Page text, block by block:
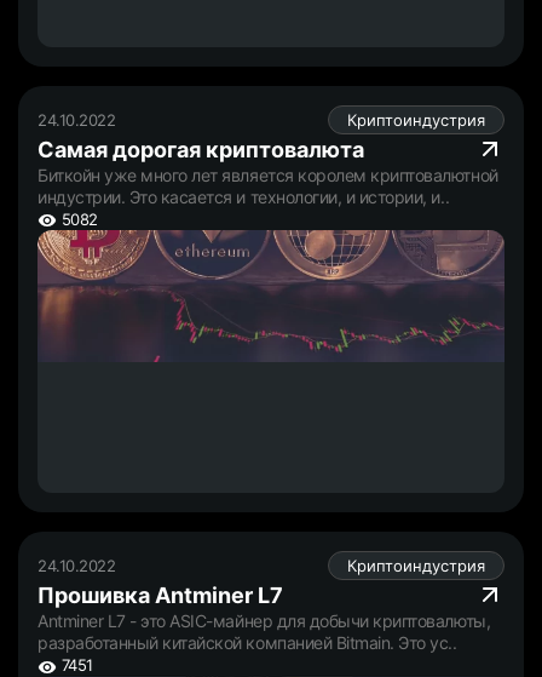
24.10.2022 Криптоиндустрия
Cамая дорогая криптовалюта
Биткойн уже много лет является королем криптовалютной
индустрии. Это касается и технологии, и истории, и..
5082
24.10.2022 Криптоиндустрия
Прошивка Antminer L7
Antminer L7 - это ASIC-майнер для добычи криптовалюты,
разработанный китайской компанией Bitmain. Это ус..
7451